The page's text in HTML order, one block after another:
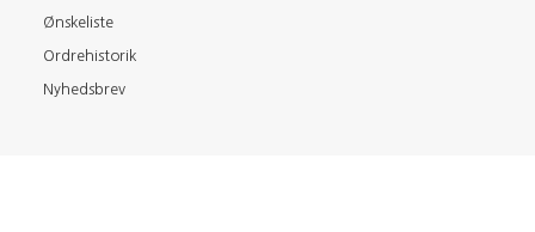
Ønskeliste
Ordrehistorik
Nyhedsbrev